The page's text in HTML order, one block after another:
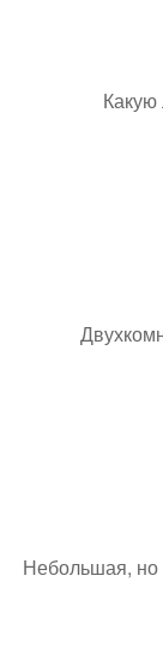
Небольшая, но